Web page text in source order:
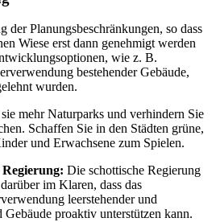
der Planungsbeschränkungen, so dass
Wiese erst dann genehmigt werden
wie z. B.
bestehender Gebäude,
wurden.
mehr Naturparks und verhindern Sie
Schaffen Sie in den Städten grüne,
und Erwachsene zum Spielen.
Die schottische Regierung
im Klaren, dass das
leerstehender und
proaktiv unterstützen kann.